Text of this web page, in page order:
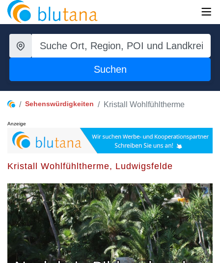
Suchen
Sehenswürdigkeiten Kristall Wohlfühltherme
Anzeige
Kristall Wohlfühltherme, Ludwigsfelde